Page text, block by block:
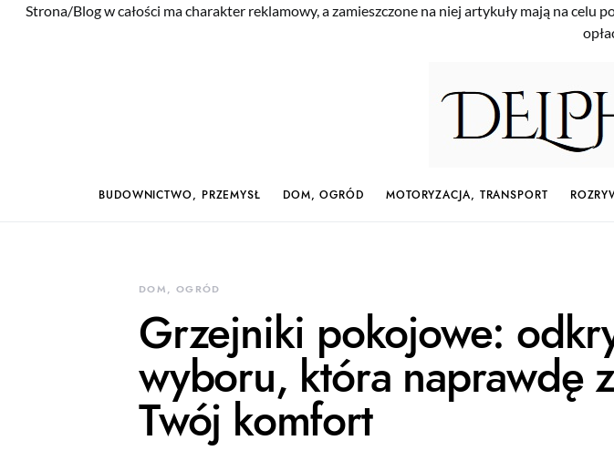
Strona/Blog w całości ma charakter reklamowy, a zamieszczone na niej artykuły mają na
BUDOWNICTWO, PRZEMYSŁ DOM, OGRÓD MOTORYZACJA, TRANSPORT
DOM, OGRÓD
Grzejniki pokojowe:
wyboru, która naprawdę
Twój komfort